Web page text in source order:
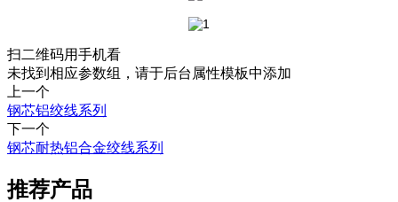
扫二维码用手机看
未找到相应参数组，请于后台属性模板中添加
上一个
钢芯铝绞线系列
下一个
钢芯耐热铝合金绞线系列
推荐产品